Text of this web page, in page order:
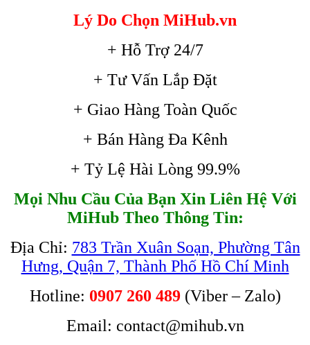
Lý Do Chọn MiHub.vn
+ Hỗ Trợ 24/7
+ Tư Vấn Lắp Đặt
+ Giao Hàng Toàn Quốc
+ Bán Hàng Đa Kênh
+ Tỷ Lệ Hài Lòng 99.9%
Mọi Nhu Cầu Của Bạn Xin Liên Hệ Với
MiHub Theo Thông Tin:
Địa Chỉ: 783 Trần Xuân Soạn, Phường Tân
Hưng, Quận 7, Thành Phố Hồ Chí Minh
Hotline: 0907 260 489(Viber – Zalo)
Email: contact@mihub.vn